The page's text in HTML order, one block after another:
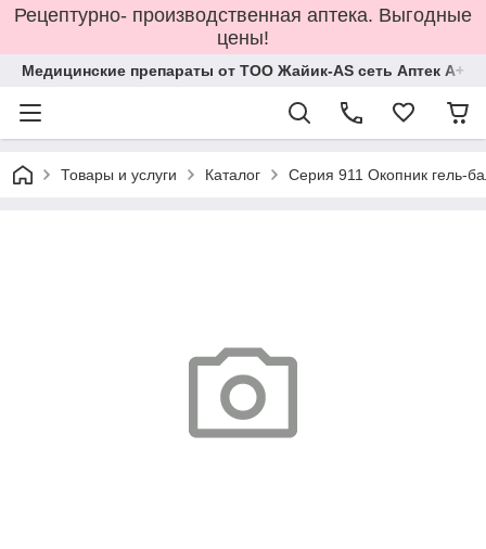
Рецептурно- производственная аптека. Выгодные
цены!
Медицинские препараты от ТОО Жайик-AS сеть Аптек А+
Товары и услуги Каталог Серия 911 Окопник гель-